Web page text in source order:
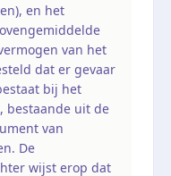
en het
van het
dat er gevaar
bij het
bestaande uit de
van
De
wijst erop dat